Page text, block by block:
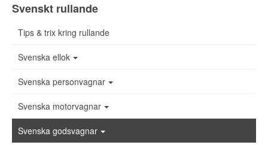
Svenskt rullande
Tips & trix kring rullande
Svenska ellok
Svenska personvagnar
Svenska motorvagnar
Svenska godsvagnar